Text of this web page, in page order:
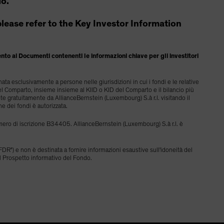
refer to the Key Investor Information
ai Documenti contenenti le informazioni chiave per gli investitori
esclusivamente a persone nelle giurisdizioni in cui i fondi e le relative
insieme insieme al KIID o KID del Comparto e il bilancio più
gratuitamente da AllianceBernstein (Luxembourg) S.à r.l. visitando il
dei fondi è autorizzata.
di iscrizione B34405. AllianceBernstein (Luxembourg) S.à r.l. è
e non è destinata a fornire informazioni esaustive sull'idoneità del
informativo del Fondo.